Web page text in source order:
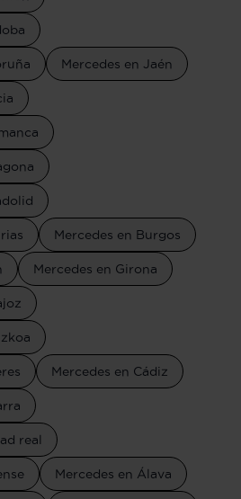
Mercedes en Jaén
Mercedes en Burgos
Mercedes en Girona
Mercedes en Cádiz
real
Mercedes en Álava